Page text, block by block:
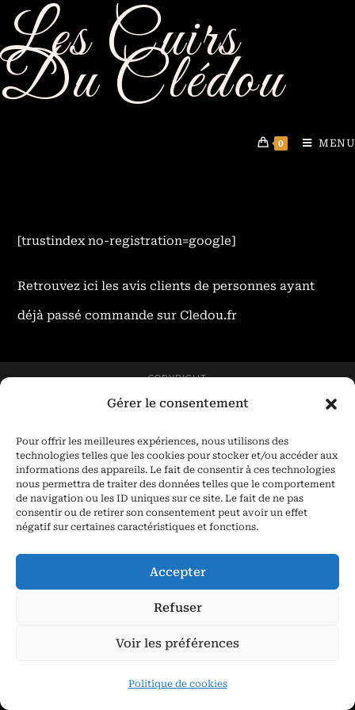
Gérer le consentement
Pour offrir les meilleures expériences, nous utilisons des
technologies telles que les cookies pour stocker et/ou accéder aux
informations des appareils. Le fait de consentir à ces technologies
nous permettra de traiter des données telles que le comportement
de navigation ou les ID uniques sur ce site. Le fait de ne pas
consentir ou de retirer son consentement peut avoir un effet
négatif sur certaines caractéristiques et fonctions.
Accepter
Refuser
Voir les préférences
Politique de cookies
Les Cuirs
Du Clédou
0 MENU
[trustindex no-registration=google]
Retrouvez ici les avis clients de personnes ayant
déjà passé commande sur Cledou.fr
COPYRIGHT